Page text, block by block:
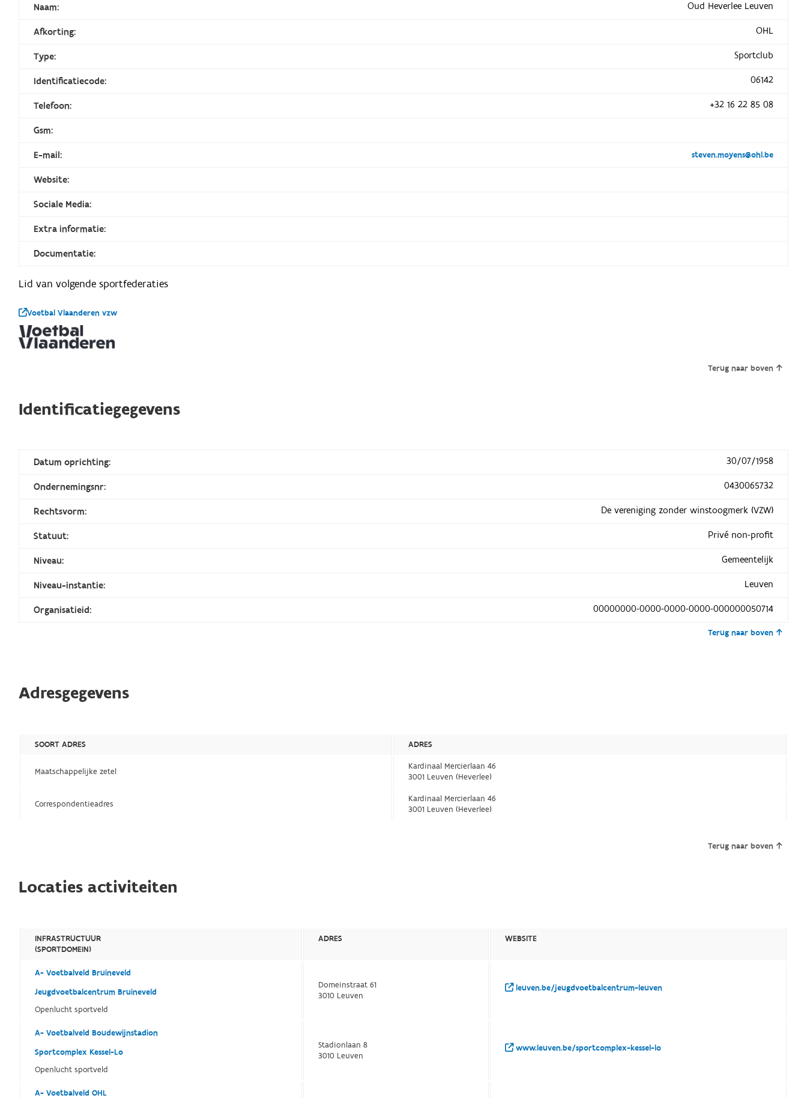
Naam: Oud Heverlee Leuven
Afkorting: OHL
Type: Sportclub
Identificatiecode: 06142
Telefoon: +32 16 22 85 08
Gsm:
E-mail: steven.moyens@ohl.be
Website:
Sociale Media:
Extra informatie:
Documentatie:
Lid van volgende sportfederaties
Voetbal Vlaanderen vzw
Terug naar boven
Identificatiegegevens
Datum oprichting: 30/07/1958
Ondernemingsnr: 0430065732
Rechtsvorm: De vereniging zonder winstoogmerk (VZW)
Statuut: Privé non-profit
Niveau: Gemeentelijk
Niveau-instantie: Leuven
Organisatieid: 00000000-0000-0000-0000-000000050714
Terug naar boven
Adresgegevens
SOORT ADRES ADRES
Maatschappelijke zetel
Kardinaal Mercierlaan 46
3001 Leuven (Heverlee)
Correspondentieadres
Kardinaal Mercierlaan 46
3001 Leuven (Heverlee)
Terug naar boven
Locaties activiteiten
INFRASTRUCTUUR
(SPORTDOMEIN)
ADRES WEBSITE
A- Voetbalveld Bruineveld
Jeugdvoetbalcentrum Bruineveld
Openlucht sportveld
Domeinstraat 61
3010 Leuven
leuven.be/jeugdvoetbalcentrum-leuven
A- Voetbalveld Boudewijnstadion
Sportcomplex Kessel-Lo
Openlucht sportveld
Stadionlaan 8
3010 Leuven
www.leuven.be/sportcomplex-kessel-lo
A- Voetbalveld OHL